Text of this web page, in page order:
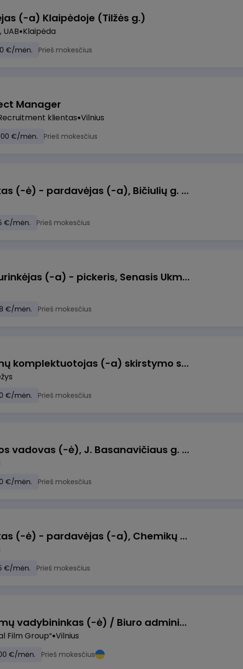
(-a) Klaipėdoje (Tilžės g.)
UAB Klaipėda
€/mėn. Prieš mokesčius
Manager
klientas Vilnius
€/mėn. Prieš mokesčius
Kasininkas (-ė) - pardavėjas (-a), Bičiulių g. 36, Bukiškis, Vilnius
€/mėn. Prieš mokesčius
Prekių surinkėjas (-a) - pickeris, Senasis Ukmergės kelias 8, Avižieniai
€/mėn. Prieš mokesčius
Užsakymų komplektuotojas (-a) skirstymo sandėlyje
€/mėn. Prieš mokesčius
Pamainos vadovas (-ė), J. Basanavičiaus g. 6, Jonava
€/mėn. Prieš mokesčius
Kasininkas (-ė) - pardavėjas (-a), Chemikų g. 1, Jonava
€/mėn. Prieš mokesčius
Pardavimų vadybininkas (-ė) / Biuro administratorius (-ė) (B2B)
Film Group“ Vilnius
€/mėn. Prieš mokesčius